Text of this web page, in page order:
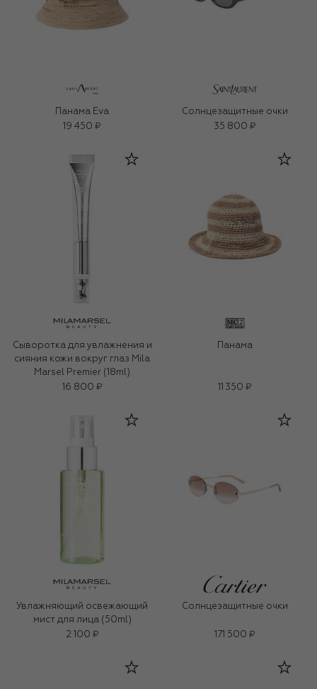
Панама Eva
19 450 ₽
Солнцезащитные очки
35 800 ₽
Сыворотка для увлажнения и
сияния кожи вокруг глаз Mila
Marsel Premier (18ml)
16 800 ₽
Панама
11 350 ₽
Увлажняющий освежающий
мист для лица (50ml)
2 100 ₽
Солнцезащитные очки
171 500 ₽